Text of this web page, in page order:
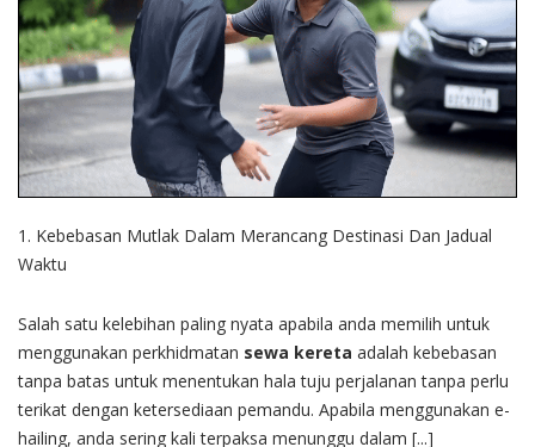
1. Kebebasan Mutlak Dalam Merancang Destinasi Dan Jadual
Waktu
Salah satu kelebihan paling nyata apabila anda memilih untuk
menggunakan perkhidmatan sewa kereta adalah kebebasan
tanpa batas untuk menentukan hala tuju perjalanan tanpa perlu
terikat dengan ketersediaan pemandu. Apabila menggunakan e-
hailing, anda sering kali terpaksa menunggu dalam [...]